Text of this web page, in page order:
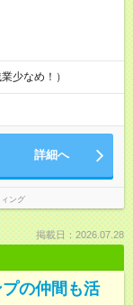
少なめ！）
詳細へ
ング
掲載日：2026.07.28
の仲間も活